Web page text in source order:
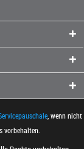
, wenn nicht
vorbehalten.